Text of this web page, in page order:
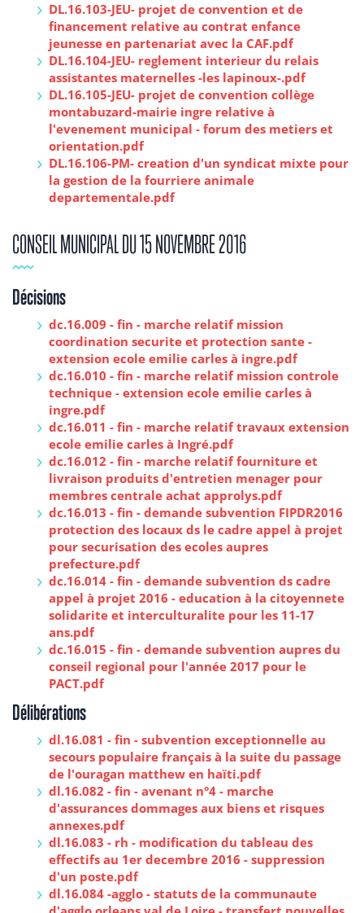
DL.16.103-JEU- projet de convention et de
financement relative au contrat enfance
jeunesse en partenariat avec la CAF.pdf
DL.16.104-JEU- reglement interieur du relais
assistantes maternelles -les lapinoux-.pdf
DL.16.105-JEU- projet de convention collège
montabuzard-mairie ingre relative à
l'evenement municipal - forum des metiers et
orientation.pdf
DL.16.106-PM- creation d'un syndicat mixte pour
la gestion de la fourriere animale
departementale.pdf
CONSEIL MUNICIPAL DU 15 NOVEMBRE 2016
Décisions
dc.16.009 - fin - marche relatif mission
coordination securite et protection sante -
extension ecole emilie carles à ingre.pdf
dc.16.010 - fin - marche relatif mission controle
technique - extension ecole emilie carles à
ingre.pdf
dc.16.011 - fin - marche relatif travaux extension
ecole emilie carles à Ingré.pdf
dc.16.012 - fin - marche relatif fourniture et
livraison produits d'entretien menager pour
membres centrale achat approlys.pdf
dc.16.013 - fin - demande subvention FIPDR2016
protection des locaux ds le cadre appel à projet
pour securisation des ecoles aupres
prefecture.pdf
dc.16.014 - fin - demande subvention ds cadre
appel à projet 2016 - education à la citoyennete
solidarite et interculturalite pour les 11-17
ans.pdf
dc.16.015 - fin - demande subvention aupres du
conseil regional pour l'année 2017 pour le
PACT.pdf
Délibérations
dl.16.081 - fin - subvention exceptionnelle au
secours populaire français à la suite du passage
de l'ouragan matthew en haïti.pdf
dl.16.082 - fin - avenant n°4 - marche
d'assurances dommages aux biens et risques
annexes.pdf
dl.16.083 - rh - modification du tableau des
effectifs au 1er decembre 2016 - suppression
d'un poste.pdf
dl.16.084 -agglo - statuts de la communaute